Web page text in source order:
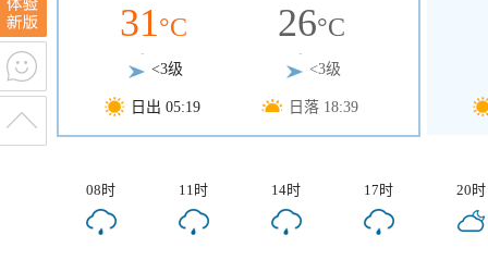
31°C
<3级
日出 05:19
26°C
<3级
日落 18:39
08时 11时 14时 17时 20时